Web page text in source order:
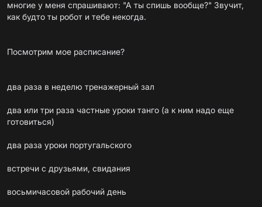
многие у меня спрашивают: "А ты спишь вообще?" Звучит,
как будто ты робот и тебе некогда.
Посмотрим мое расписание?
два раза в неделю тренажерный зал
два или три раза частные уроки танго (а к ним надо еще
готовиться)
два раза уроки португальского
встречи с друзьями, свидания
восьмичасовой рабочий день